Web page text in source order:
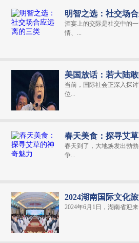
明智之选：社交场
酒宴上的交际是社交中的
情、...
美国放话：若大陆
当前，国际社会正深入探
位...
春天美食：探寻艾
春天到了，大地焕发出勃
争...
2024湖南国际文化
2024年6月1日，湖南省迎